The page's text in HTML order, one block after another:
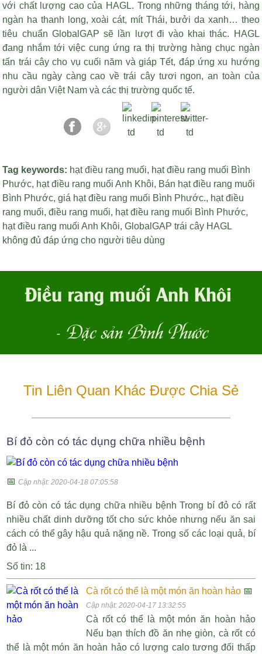
với chất lượng cao của HAGL. Trong những tháng tới, hàng
ngàn ha thanh long, xoài cát, mít Thái, bưởi da xanh… theo
tiêu chuẩn GlobalGAP sẽ lần lượt đi vào khai thác. HAGL
đang nhắm tới việc cung ứng ra thị trường hàng chục ngàn
tấn trái cây cho vụ cuối năm và giáp Tết, đáp ứng xu hướng
nhu cầu ngày càng cao về trái cây tươi ngon, an toàn của
người dân Việt Nam và các thị trường quốc tế.
Tag keywords: hạt điều rang muối, hạt điều rang muối Bình
Phước, hạt điều rang muối Anh Khôi, Bán hạt điều rang muối
Bình Phước,giá hạt điều rang muối Bình Phước., hạt điều
rang muối,điều rang muối, hạt điều rang muối Bình Phước,
hạt điều rang muối Anh Khôi,GlobalGAP trái cây HAGL
không đủ đáp ứng cho người tiêu dùng
Điều rang muối Anh Khôi
- Đặc sản Bình Phước
Tin Liên Quan Khác Được Chia Sẻ
Bí đỏ còn có tác dụng chữa nhiều bệnh
📅Cập nhật: 2020-04-18 07:05:58
Bí đỏ còn có tác dụng chữa nhiều bệnh Trong bí đỏ có rất
nhiều chất dinh dưỡng tốt cho sức khỏe nhưng nếu ăn sai
cách có thể gây hậu quả nặng nề. Trong số các loại quả, bí
đỏ là ...
Số tin: 18
Cà rốt có thể là một món ăn hoàn hảo📅
Cập nhật: 2020-04-17 13:32:55
Cà rốt có thể là một món ăn hoàn hảo
Nếu bạn thích đồ ăn nhẹ giòn, cà rốt có
thể là một món ăn hoàn hảo có lượng calo tương đối thấp